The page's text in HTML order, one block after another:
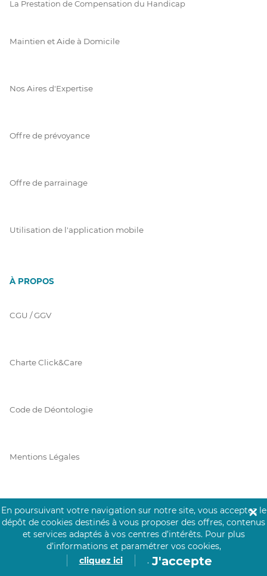
La Prestation de Compensation du Handicap
Maintien et Aide à Domicile
Nos Aires d'Expertise
Offre de prévoyance
Offre de parrainage
Utilisation de l'application mobile
À PROPOS
CGU / GGV
Charte Click&Care
Code de Déontologie
Mentions Légales
Protection des Données
En poursuivant votre navigation sur notre site, vous acceptez le
dépôt de cookies destinés à vous proposer des offres, contenus
et services adaptés à vos centres d’intérêts. Pour plus
d’informations et paramétrer vos cookies,
cliquez ici
. J'accepte
✕